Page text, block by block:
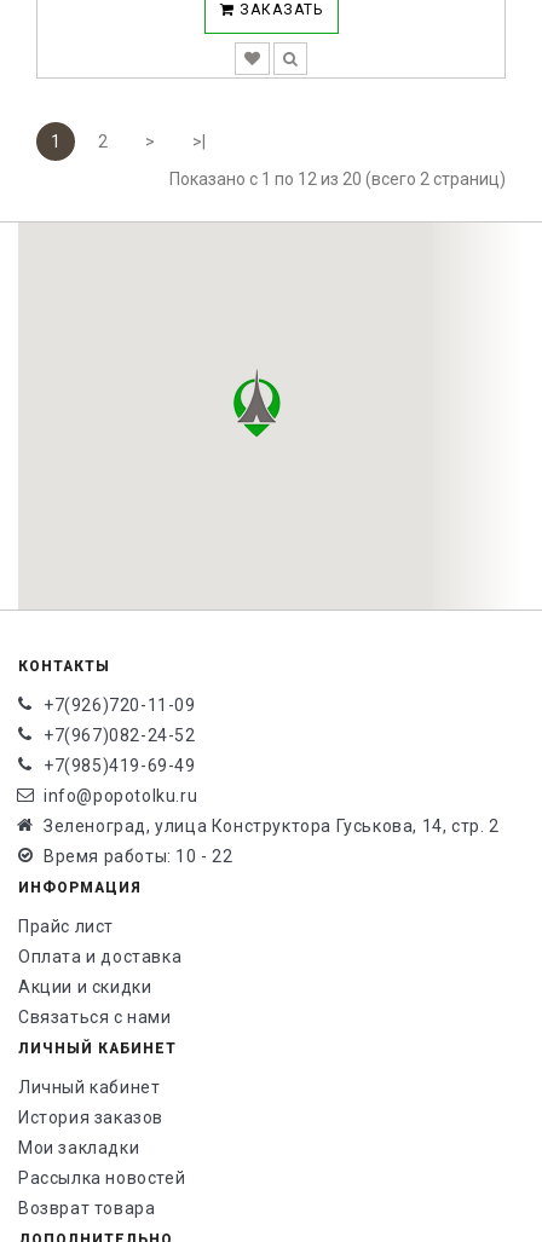
ЗАКАЗАТЬ
1 2 >
>|
Показано с 1 по 12 из 20 (всего 2 страниц)
КОНТАКТЫ
+7(926)720-11-09
+7(967)082-24-52
+7(985)419-69-49
info@popotolku.ru
Зеленоград, улица Конструктора Гуськова, 14, стр. 2
Время работы: 10 - 22
ИНФОРМАЦИЯ
Прайс лист
Оплата и доставка
Акции и скидки
Связаться с нами
ЛИЧНЫЙ КАБИНЕТ
Личный кабинет
История заказов
Мои закладки
Рассылка новостей
Возврат товара